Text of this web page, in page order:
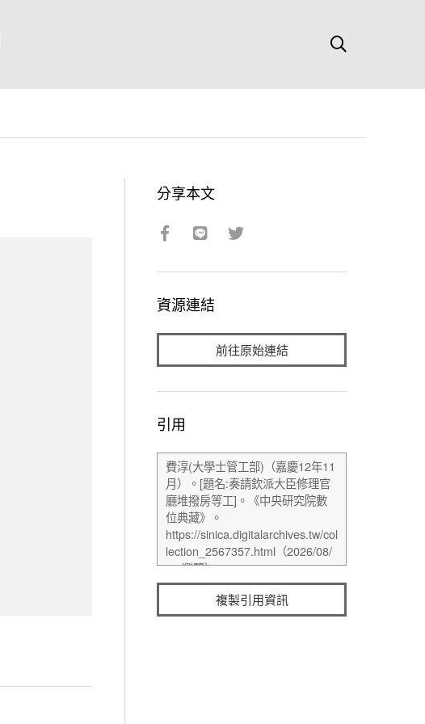
分享本文
資源連結
前往原始連結
引用
複製引用資訊